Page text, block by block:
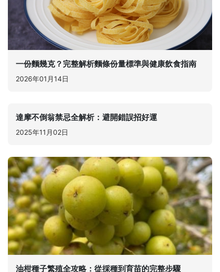
一份麵幾克？完整解析麵條份量標準與健康飲食指南
2026年01月14日
達摩不倒翁禁忌全解析：避開錯誤招好運
2025年11月02日
油柑種子繁殖全攻略：從採種到育苗的完整步驟